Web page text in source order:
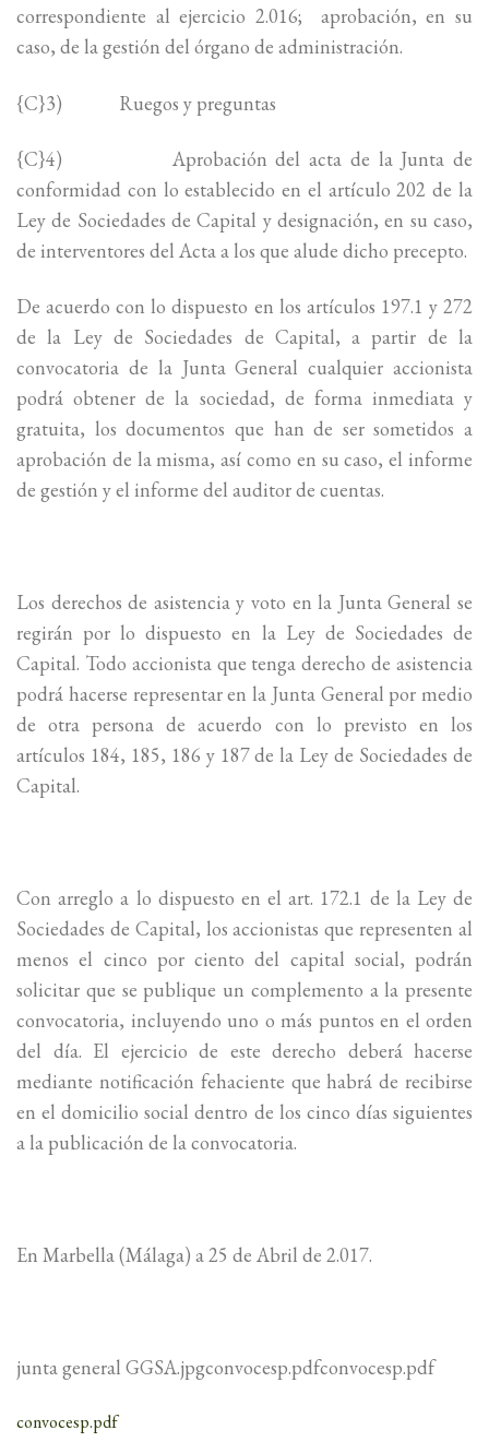
correspondiente al ejercicio 2.016; aprobación, en su
caso, de la gestión del órgano de administración.
{C}3) Ruegos y preguntas
{C}4) Aprobación del acta de la Junta de
conformidad con lo establecido en el artículo 202 de la
Ley de Sociedades de Capital y designación, en su caso,
de interventores del Acta a los que alude dicho precepto.
De acuerdo con lo dispuesto en los artículos 197.1 y 272
de la Ley de Sociedades de Capital, a partir de la
convocatoria de la Junta General cualquier accionista
podrá obtener de la sociedad, de forma inmediata y
gratuita, los documentos que han de ser sometidos a
aprobación de la misma, así como en su caso, el informe
de gestión y el informe del auditor de cuentas.
Los derechos de asistencia y voto en la Junta General se
regirán por lo dispuesto en la Ley de Sociedades de
Capital. Todo accionista que tenga derecho de asistencia
podrá hacerse representar en la Junta General por medio
de otra persona de acuerdo con lo previsto en los
artículos 184, 185, 186 y 187 de la Ley de Sociedades de
Capital.
Con arreglo a lo dispuesto en el art. 172.1 de la Ley de
Sociedades de Capital, los accionistas que representen al
menos el cinco por ciento del capital social, podrán
solicitar que se publique un complemento a la presente
convocatoria, incluyendo uno o más puntos en el orden
del día. El ejercicio de este derecho deberá hacerse
mediante notificación fehaciente que habrá de recibirse
en el domicilio social dentro de los cinco días siguientes
a la publicación de la convocatoria.
En Marbella (Málaga) a 25 de Abril de 2.017.
junta general GGSA.jpgconvocesp.pdfconvocesp.pdf
convocesp.pdf